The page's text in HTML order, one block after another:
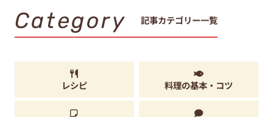
Category 記事カテゴリー一覧
レシピ 料理の基本・コツ